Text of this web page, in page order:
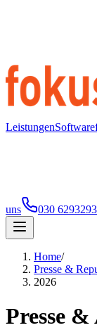
LeistungenSoftware
uns 030
Home/
Presse &
2026
Presse